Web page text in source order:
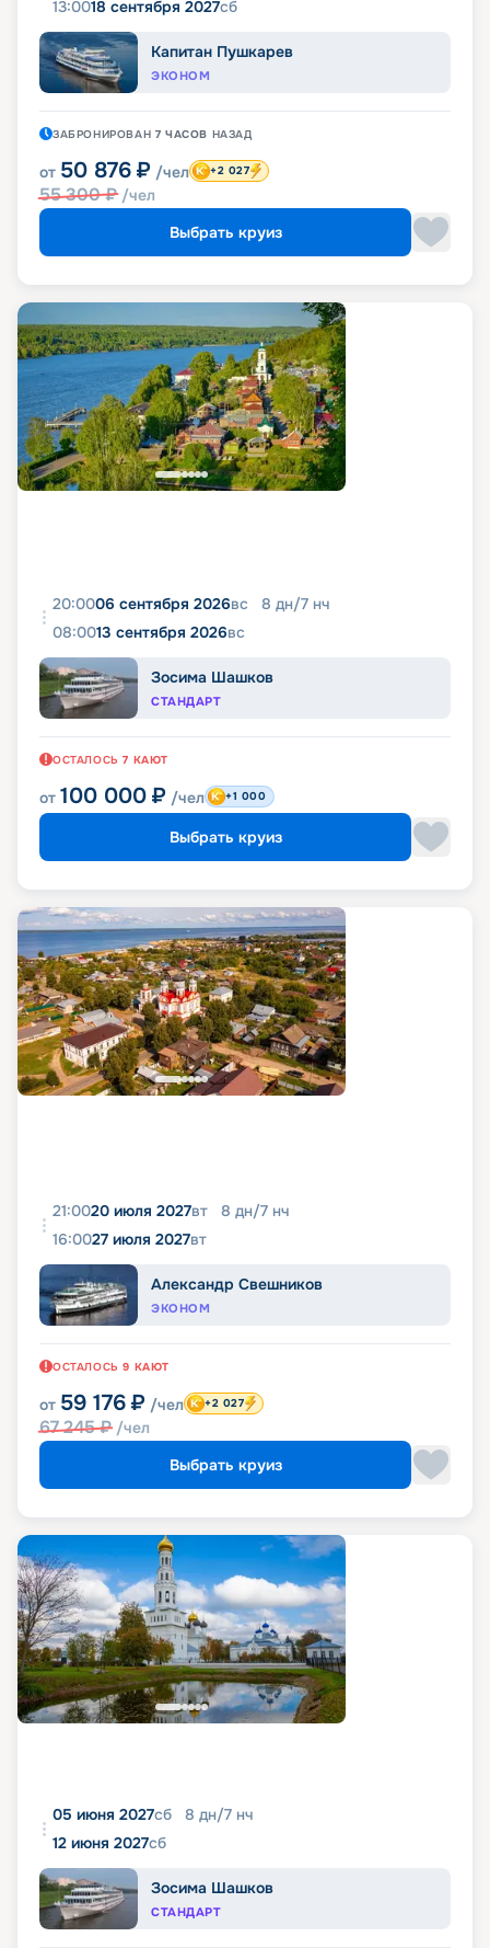
13:0018 сентября 2027сб
Капитан Пушкарев
ЭКОНОМ
ЗАБРОНИРОВАН 7 ЧАСОВ НАЗАД
от 50 876 ₽ /чел
55 300₽ /чел
+2 027
Выбрать круиз
20:0006 сентября 2026вс 8 дн/7 нч
08:0013 сентября 2026вс
Зосима Шашков
СТАНДАРТ
ОСТАЛОСЬ 7 КАЮТ
от 100 000 ₽ /чел +1 000
Выбрать круиз
21:0020 июля 2027вт 8 дн/7 нч
16:0027 июля 2027вт
Александр Свешников
ЭКОНОМ
ОСТАЛОСЬ 9 КАЮТ
от 59 176 ₽ /чел
67 245₽ /чел
+2 027
Выбрать круиз
05 июня 2027сб 8 дн/7 нч
12 июня 2027сб
Зосима Шашков
СТАНДАРТ